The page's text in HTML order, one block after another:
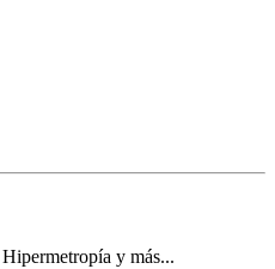
y más...